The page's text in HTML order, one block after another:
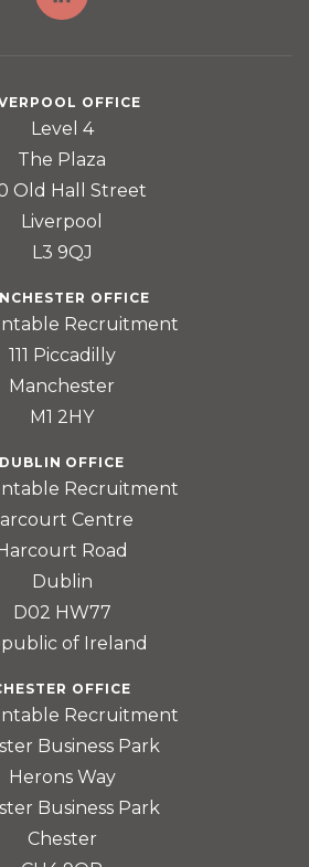
OFFICE
Level 4
The Plaza
Old Hall Street
Liverpool
L3 9QJ
OFFICE
Recruitment
111 Piccadilly
Manchester
M1 2HY
DUBLIN OFFICE
Recruitment
Centre
Road
Dublin
D02 HW77
of Ireland
OFFICE
Recruitment
Business Park
Herons Way
Business Park
Chester